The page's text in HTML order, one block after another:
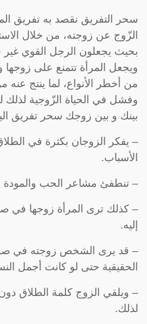
سحر التفريق نقصد به تفريق
الزّوج عن زوجته، من خلال
بحيث يجعلون الرجل القوي غير
ويجعل المرأة تتمنع على زوجها
من أخطر الأنواع، لما ينتج
وفشل في الحياة الزّوجية لذلك
بينك و بين زوجك سحر تفريق
– يفكر الزوجان بكثرة في
الأسباب.
– تنطفئ مشاعر الحب والمودة
– كذلك ترى المرأة زوجها في
إليه.
– قد يرى الشخص زوجته في
الحقيقية حتى لو كانت أجمل
– ويلقي الزوج كلمة الطلاق
لذلك.